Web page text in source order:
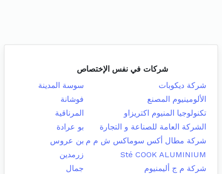
شركات في نفس الإختصاص
شركة ديكوبات
سوسة المدينة
الألومينيوم المصنع
فوشانة
تكنولوجيا المنيوم اكتريزاو
المرناقية
الشركة العامة للصناعة و التجارة
بو عرادة
شركة مطال أكس سوماكس ش م م بن عروس
Sté COOK ALUMINIUM
زرمدين
شركة م ج أليمنيوم
جمال